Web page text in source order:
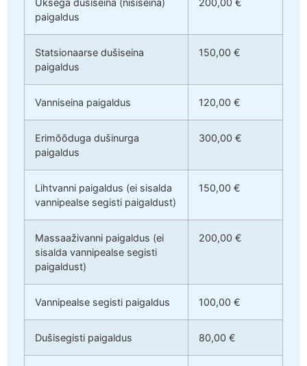
Uksega dušiseina (nišiseina)
paigaldus
200,00 €
Statsionaarse dušiseina
paigaldus
150,00 €
Vanniseina paigaldus 120,00 €
Erimõõduga dušinurga
paigaldus
300,00 €
Lihtvanni paigaldus (ei sisalda
vannipealse segisti paigaldust)
150,00 €
Massaaživanni paigaldus (ei
sisalda vannipealse segisti
paigaldust)
200,00 €
Vannipealse segisti paigaldus 100,00 €
Dušisegisti paigaldus 80,00 €